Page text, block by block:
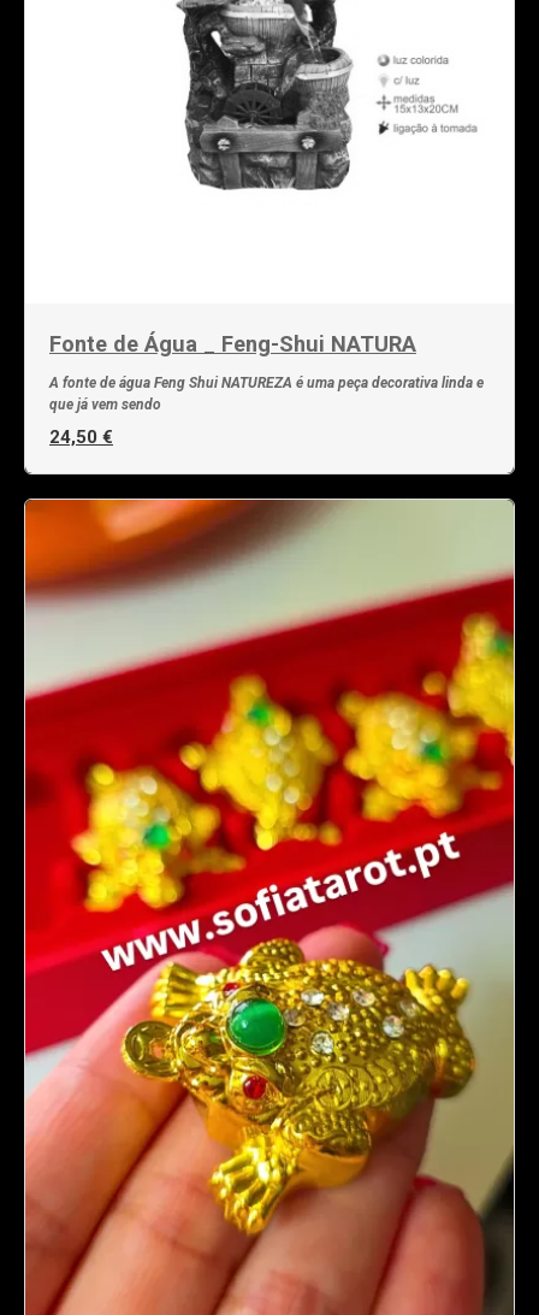
Fonte de Água _ Feng-Shui NATURA
A fonte de água Feng Shui NATUREZA é uma peça decorativa linda e
que já vem sendo
24,50 €